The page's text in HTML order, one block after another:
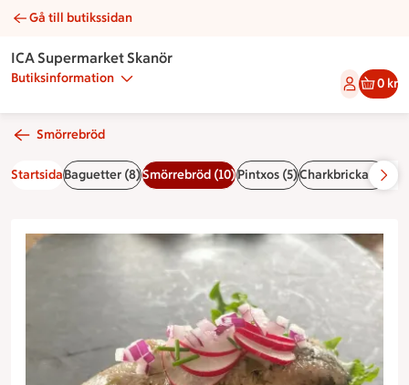
Branteviksill med potatis, gräslök och skivad rädisa |
Gå till butikssidan
ICA Supermarket Skanör
Butiksinformation 0 kr
Smörrebröd
StartsidaBaguetter (8)Smörrebröd (10)Pintxos (5)Charkbricka (1)